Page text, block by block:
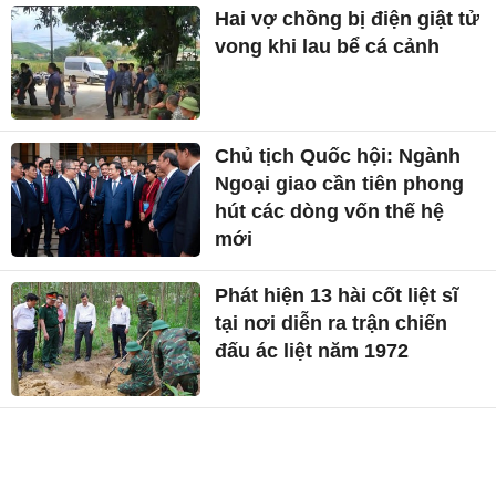
Hai vợ chồng bị điện giật tử
vong khi lau bể cá cảnh
Chủ tịch Quốc hội: Ngành
Ngoại giao cần tiên phong
hút các dòng vốn thế hệ
mới
Phát hiện 13 hài cốt liệt sĩ
tại nơi diễn ra trận chiến
đấu ác liệt năm 1972